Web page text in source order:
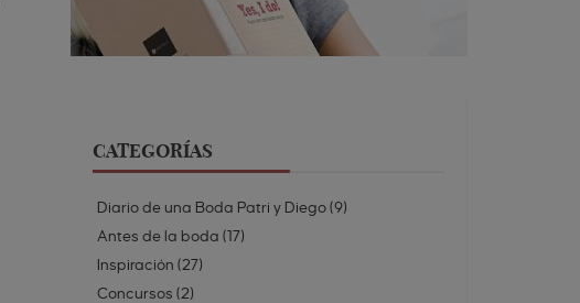
CATEGORÍAS
Diario de una Boda Patri y Diego(9)
Antes de la boda (17)
Inspiración (27)
Concursos (2)